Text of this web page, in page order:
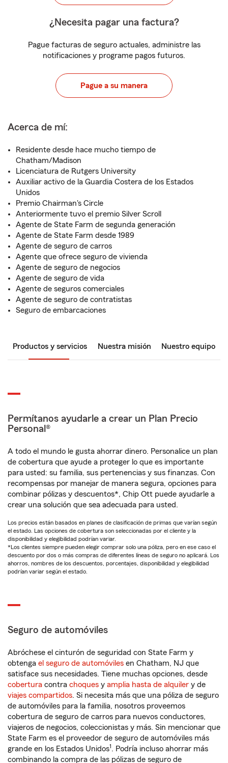
¿Necesita pagar una factura?
Pague facturas de seguro actuales, administre las
notificaciones y programe pagos futuros.
Pague a su manera
Acerca de mí:
Residente desde hace mucho tiempo de
Chatham/Madison
Licenciatura de Rutgers University
Auxiliar activo de la Guardia Costera de los Estados
Unidos
Premio Chairman's Circle
Anteriormente tuvo el premio Silver Scroll
Agente de State Farm de segunda generación
Agente de State Farm desde 1989
Agente de seguro de carros
Agente que ofrece seguro de vivienda
Agente de seguro de negocios
Agente de seguro de vida
Agente de seguros comerciales
Agente de seguro de contratistas
Seguro de embarcaciones
Productos y servicios Nuestra misión Nuestro equipo
Permítanos ayudarle a crear un Plan Precio
Personal®
A todo el mundo le gusta ahorrar dinero. Personalice un plan
de cobertura que ayude a proteger lo que es importante
para usted: su familia, sus pertenencias y sus finanzas. Con
recompensas por manejar de manera segura, opciones para
combinar pólizas y descuentos*, Chip Ott puede ayudarle a
crear una solución que sea adecuada para usted.
Los precios están basados en planes de clasificación de primas que varían según
el estado. Las opciones de cobertura son seleccionadas por el cliente y la
disponibilidad y elegibilidad podrían variar.
*Los clientes siempre pueden elegir comprar solo una póliza, pero en ese caso el
descuento por dos o más compras de diferentes líneas de seguro no aplicará. Los
ahorros, nombres de los descuentos, porcentajes, disponibilidad y elegibilidad
podrían variar según el estado.
Seguro de automóviles
Abróchese el cinturón de seguridad con State Farm y
obtenga el seguro de automóviles en Chatham, NJ que
satisface sus necesidades. Tiene muchas opciones, desde
cobertura contra choques y amplia hasta de alquiler y de
viajes compartidos. Si necesita más que una póliza de seguro
de automóviles para la familia, nosotros proveemos
cobertura de seguro de carros para nuevos conductores,
viajeros de negocios, coleccionistas y más. Sin mencionar que
State Farm es el proveedor de seguro de automóviles más
grande en los Estados Unidos1. Podría incluso ahorrar más
combinando la compra de las pólizas de seguro de